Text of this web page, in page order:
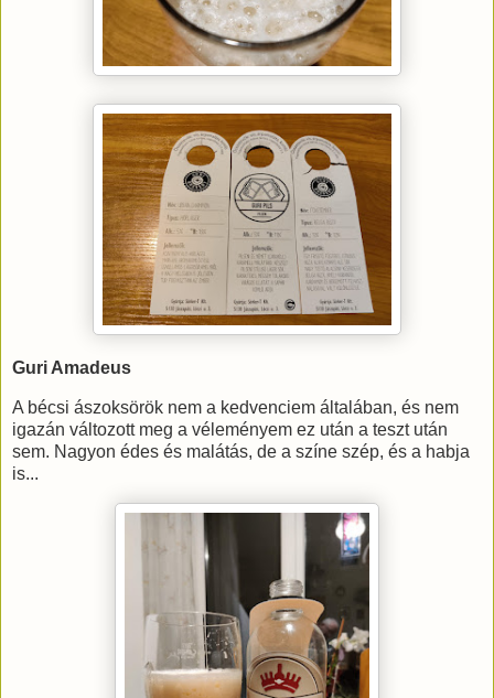
Guri Amadeus
A bécsi ászoksörök nem a kedvenciem általában, és nem
igazán változott meg a véleményem ez után a teszt után
sem. Nagyon édes és malátás, de a színe szép, és a habja
is...